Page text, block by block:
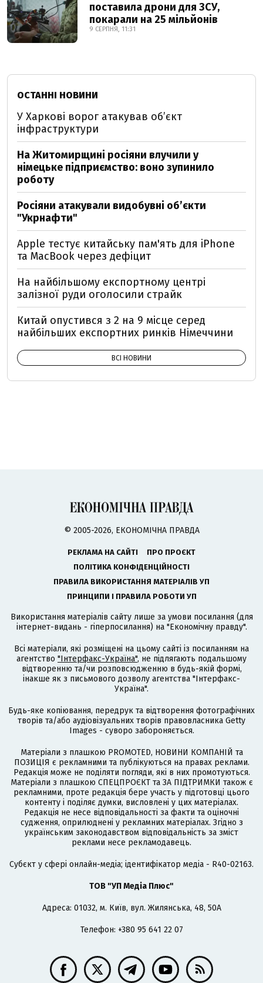
поставила дрони для ЗСУ,
покарали на 25 мільйонів
9 СЕРПНЯ, 11:31
ОСТАННІ НОВИНИ
У Харкові ворог атакував обʼєкт
інфраструктури
На Житомирщині росіяни влучили у
німецьке підприємство: воно зупинило
роботу
Росіяни атакували видобувні обʼєкти
"Укрнафти"
Apple тестує китайську пам'ять для iPhone
та MacBook через дефіцит
На найбільшому експортному центрі
залізної руди оголосили страйк
Китай опустився з 2 на 9 місце серед
найбільших експортних ринків Німеччини
ВСІ НОВИНИ
© 2005-2026, ЕКОНОМІЧНА ПРАВДА
РЕКЛАМА НА САЙТІ
ПРО ПРОЄКТ
ПОЛІТИКА КОНФІДЕНЦІЙНОСТІ
ПРАВИЛА ВИКОРИСТАННЯ МАТЕРІАЛІВ УП
ПРИНЦИПИ І ПРАВИЛА РОБОТИ УП
Використання матеріалів сайту лише за умови посилання (для
інтернет-видань - гіперпосилання) на "Економічну правду".
Всі матеріали, які розміщені на цьому сайті із посиланням на
агентство "Інтерфакс-Україна", не підлягають подальшому
відтворенню та/чи розповсюдженню в будь-якій формі,
інакше як з письмового дозволу агентства "Інтерфакс-
Україна".
Будь-яке копіювання, передрук та відтворення фотографічних
творів та/або аудіовізуальних творів правовласника Getty
Images - суворо забороняється.
Матеріали з плашкою PROMOTED, НОВИНИ КОМПАНІЙ та
ПОЗИЦІЯ є рекламними та публікуються на правах реклами.
Редакція може не поділяти погляди, які в них промотуються.
Матеріали з плашкою СПЕЦПРОЄКТ та ЗА ПІДТРИМКИ також є
рекламними, проте редакція бере участь у підготовці цього
контенту і поділяє думки, висловлені у цих матеріалах.
Редакція не несе відповідальності за факти та оціночні
судження, оприлюднені у рекламних матеріалах. Згідно з
українським законодавством відповідальність за зміст
реклами несе рекламодавець.
Cубєкт у сфері онлайн-медіа; ідентифікатор медіа - R40-02163.
ТОВ "УП Медіа Плюс"
Адреса: 01032, м. Київ, вул. Жилянська, 48, 50А
Телефон: +380 95 641 22 07